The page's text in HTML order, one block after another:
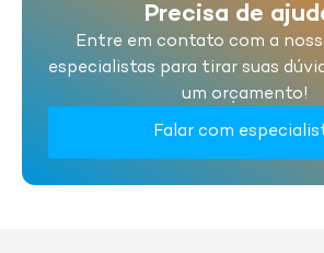
Precisa de
Entre em contato com a
especialistas para tirar suas
um orçamento!
Falar com